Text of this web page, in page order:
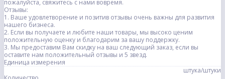
пожалуйста, свяжитесь с нами вовремя.
Отзывы:
1. Ваше удовлетворение и позитив отзывы очень важны для развития
нашего бизнеса.
2. Если вы получаете и любите наши товары, мы высоко ценим
положительную оценку и благодарим за вашу поддержку.
3. Мы предоставим Вам скидку на ваш следующий заказ, если вы
оставите нам положительный отзывы и 5 звезд.
Единица измерения
штука/штуки